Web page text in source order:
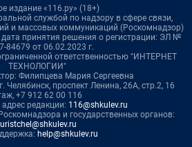
издание «116.ру» (18+)
службой по надзору в сфере связи,
и массовых коммуникаций (Роскомнадзор)
принятия решения о регистрации: ЭЛ №
84679 от 06.02.2023 г.
ответственностью "ИНТЕРНЕТ
ТЕХНОЛОГИИ"
Филипцева Мария Сергеевна
Челябинск, проспект Ленина, 26А, стр.2, 16
+7 912 62 00 116
редакции: 116@shkulev.ru
и государственных органов:
help@shkulev.ru